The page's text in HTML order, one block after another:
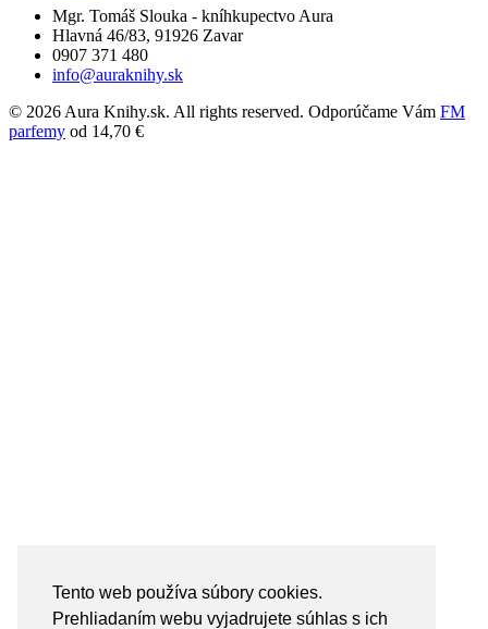
Tento web používa súbory cookies.
Prehliadaním webu vyjadrujete súhlas s ich
Mgr. Tomáš Slouka - kníhkupectvo Aura
Hlavná 46/83, 91926 Zavar
0907 371 480
info@auraknihy.sk
© 2026 Aura Knihy.sk. All rights reserved. Odporúčame Vám FM
parfemy od 14,70 €